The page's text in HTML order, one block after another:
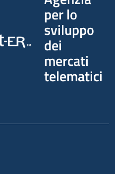
per lo
sviluppo
dei
mercati
telematici